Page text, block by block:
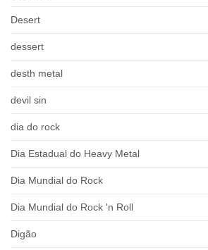
Desert
dessert
desth metal
devil sin
dia do rock
Dia Estadual do Heavy Metal
Dia Mundial do Rock
Dia Mundial do Rock 'n Roll
Digão